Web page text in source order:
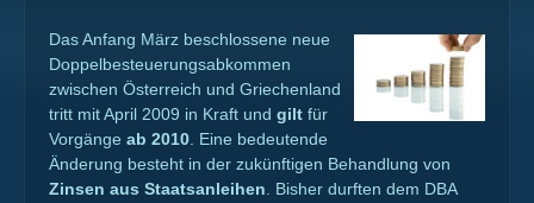
Das Anfang März beschlossene neue
Doppelbesteuerungsabkommen
zwischen Österreich und Griechenland
tritt mit April 2009 in Kraft und gilt für
Vorgänge ab 2010 . Eine bedeutende
Änderung besteht in der zukünftigen Behandlung von
Zinsen aus Staatsanleihen . Bisher durften dem DBA